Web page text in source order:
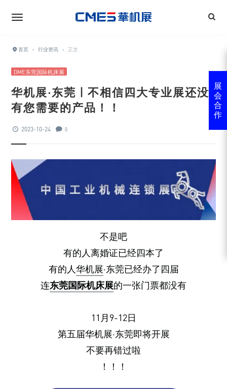
首页 › 行业资讯 › 正文
DME东莞国际机床展
华机展·东莞 | 不相信四大专业展还没
有您需要的产品！！
2023-10-24 0
不是吧
有的人离婚证已经四本了
有的人华机展·东莞已经办了四届
连东莞国际机床展的一张门票都没有
11月9-12日
第五届华机展·东莞即将开展
不要再错过啦
！！！
展
会
合
作